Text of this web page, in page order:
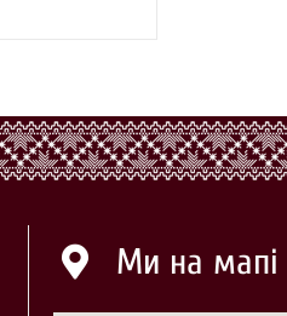
Ми на мапі